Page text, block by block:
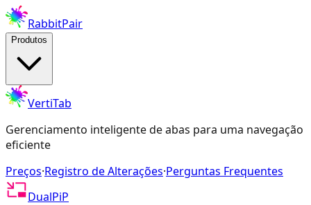
RabbitPair
Produtos
VertiTab
Gerenciamento inteligente de abas para uma navegação
eficiente
Preços·Registro de Alterações·Perguntas Frequentes
DualPiP